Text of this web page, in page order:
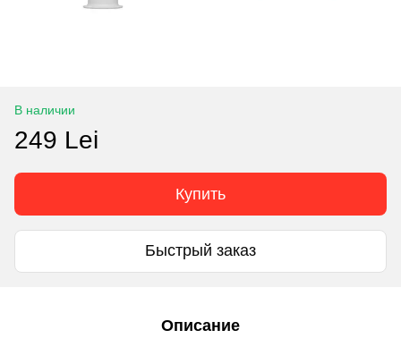
В наличии
249 Lei
Купить
Быстрый заказ
Описание